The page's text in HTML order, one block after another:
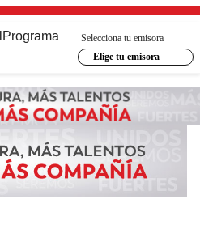
Programa
Selecciona tu emisora
Elige tu emisora